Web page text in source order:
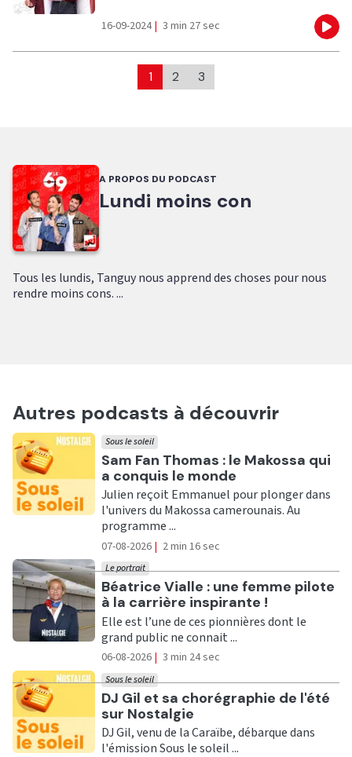
16-09-2024 | 3 min 27 sec
1 2 3
A PROPOS DU PODCAST
Lundi moins con
Tous les lundis, Tanguy nous apprend des choses pour nous
rendre moins cons. ...
Autres podcasts à découvrir
Ecouter
Sam Fan Thomas : le Makossa qui
a conquis le monde
Sous le soleil
Julien reçoit Emmanuel pour plonger dans
l'univers du Makossa camerounais. Au
programme ...
07-08-2026 | 2 min 16 sec
Ecouter
Béatrice Vialle : une femme pilote
à la carrière inspirante !
Le portrait
Elle est l’une de ces pionnières dont le
grand public ne connait ...
06-08-2026 | 3 min 24 sec
Ecouter
DJ Gil et sa chorégraphie de l'été
sur Nostalgie
Sous le soleil
DJ Gil, venu de la Caraïbe, débarque dans
l'émission Sous le soleil ...